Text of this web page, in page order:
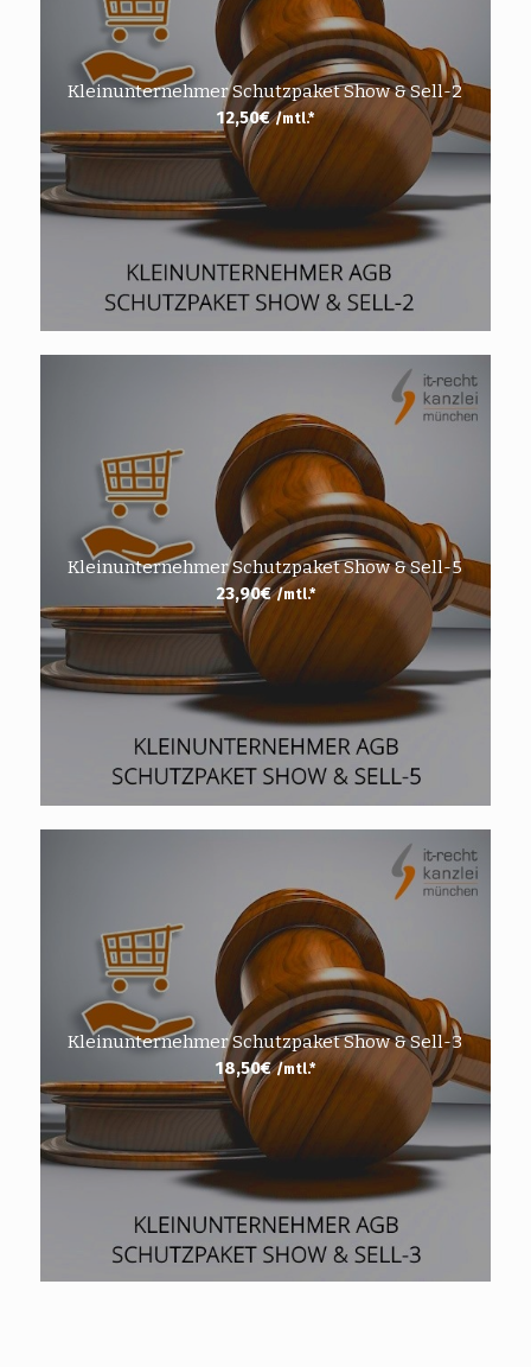
Kleinunternehmer Schutzpaket Show & Sell-2
12,50€ /mtl.*
Kleinunternehmer Schutzpaket Show & Sell-5
23,90€ /mtl.*
Kleinunternehmer Schutzpaket Show & Sell-3
18,50€ /mtl.*